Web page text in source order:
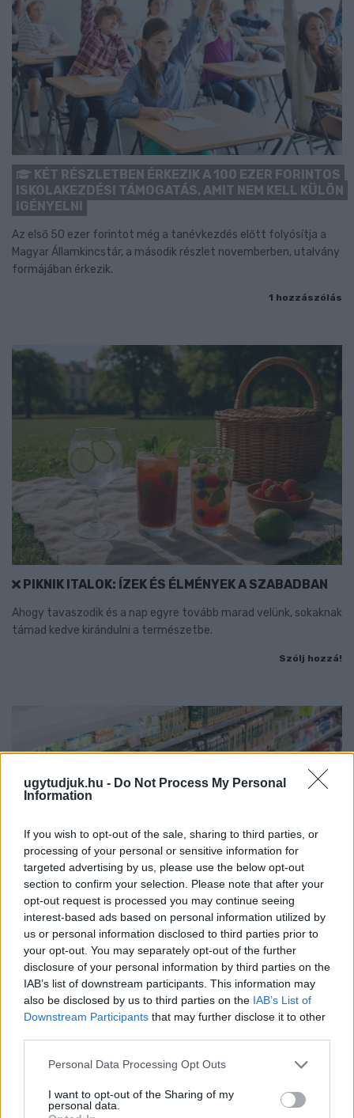
ugytudjuk.hu - Do Not Process My Personal
Information
If you wish to opt-out of the sale, sharing to third parties, or
processing of your personal or sensitive information for
targeted advertising by us, please use the below opt-out
section to confirm your selection. Please note that after your
opt-out request is processed you may continue seeing
interest-based ads based on personal information utilized by
us or personal information disclosed to third parties prior to
your opt-out. You may separately opt-out of the further
disclosure of your personal information by third parties on the
IAB’s list of downstream participants. This information may
also be disclosed by us to third parties on the IAB’s List of
Downstream Participants that may further disclose it to other
Please note that this website/app uses one or more Google
not limited to your visit or usage behaviour. You may click to
grant or deny consent to Google and its third-party tags to
Personal Data Processing Opt Outs
I want to opt-out of the Sharing of my
personal data.
KÉT RÉSZLETBEN ÉRKEZIK A 100 EZER FORINTOS
ISKOLAKEZDÉSI TÁMOGATÁS, AMIT NEM KELL KÜLÖN
IGÉNYELNI
Az első 50 ezer forintot még a tanévkezdés előtt folyósítja a
Magyar Államkincstár, a második részlet novemberben, utalvány
formájában érkezik.
1 hozzászólás
PIKNIK ITALOK: ÍZEK ÉS ÉLMÉNYEK A SZABADBAN
Ahogy tavaszodik és a nap egyre tovább marad velünk, sokaknak
támad kedve kirándulni a természetbe.
Szólj hozzá!
ÖRÖMHÍR: TÍZ ÉVE NEM VOLT ILYEN ALACSONY AZ
INFLÁCIÓ MAGYARORSZÁGON
Júliusban mindössze 1,2 százalékkal emelkedtek éves
összevetésben a fogyasztói árak, miközben az élelmiszerek ára
már csökkent.
Szólj hozzá!